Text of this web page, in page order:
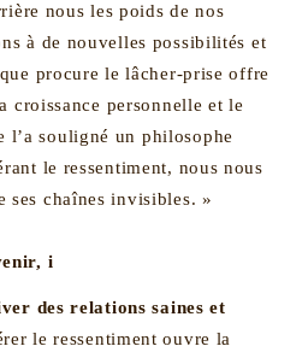
nous les poids de nos
à de nouvelles possibilités et
procure le lâcher-prise offre
croissance personnelle et le
l’a souligné un philosophe
le ressentiment, nous nous
ses chaînes invisibles. »
i
des relations saines et
le ressentiment ouvre la